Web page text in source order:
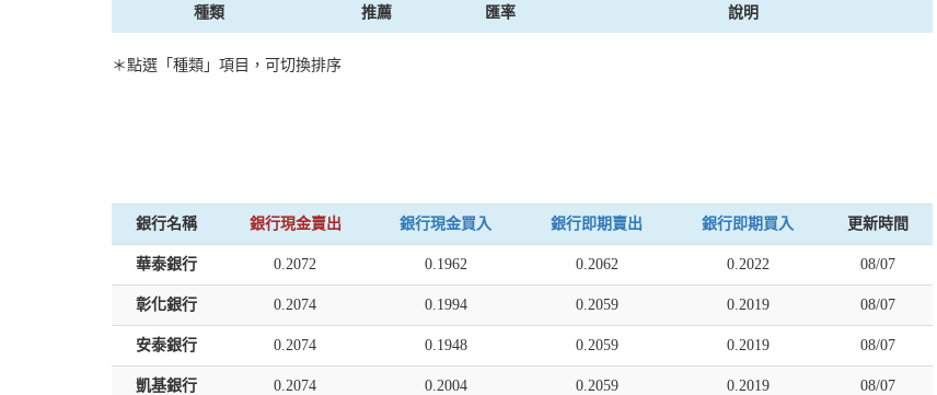
種類 推薦 匯率 說明
＊點選「種類」項目，可切換排序
銀行名稱 銀行現金賣出 銀行現金買入 銀行即期賣出 銀行即期買入 更新時間
華泰銀行 0.2072 0.1962 0.2062 0.2022 08/07
彰化銀行 0.2074 0.1994 0.2059 0.2019 08/07
安泰銀行 0.2074 0.1948 0.2059 0.2019 08/07
凱基銀行 0.2074 0.2004 0.2059 0.2019 08/07